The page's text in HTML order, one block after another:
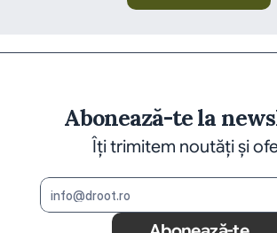
Abonează-te la
Îți trimitem noutăți și